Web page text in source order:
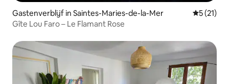
Gastenverblijf in Saintes-Maries-de-la-Mer
5 (21)
Gîte Lou Faro – Le Flamant Rose